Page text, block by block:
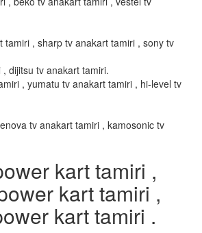
, sharp tv anakart tamiri , sony tv
dijitsu tv anakart tamiri.
, yumatu tv anakart tamiri , hi-level tv
tv anakart tamiri , kamosonic tv
kart tamiri ,
kart tamiri ,
kart tamiri .